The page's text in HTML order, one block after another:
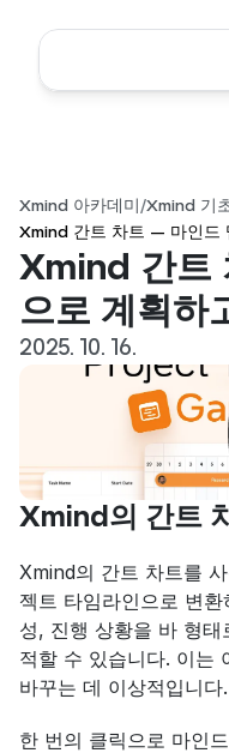
Xmind 아카데미 /Xmind 기
Xmind 간트 차트 — 마인드
Xmind 간트
으로 계획하
2025. 10. 16.
Xmind의 간트
Xmind의 간트 차트를
젝트 타임라인으로 변
성, 진행 상황을 바 형
적할 수 있습니다. 이는
바꾸는 데 이상적입니다.
한 번의 클릭으로 마인